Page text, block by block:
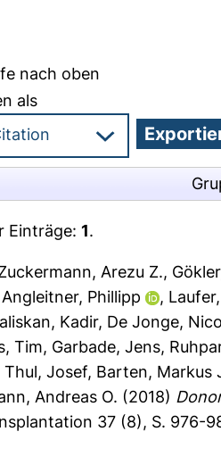
nach oben
als
Einträge:1.
Arezu Z.,
Angleitner, Phillipp ,
Kadir, De Jonge,
Tim, Garbade, Jens,
Thul, Josef, Barten, Markus
Andreas O. (2018)
37 (8), S. 976-